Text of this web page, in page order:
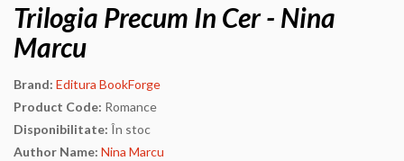
Trilogia Precum In Cer - Nina
Marcu
Brand: Editura BookForge
Product Code: Romance
Disponibilitate: În stoc
Author Name: Nina Marcu